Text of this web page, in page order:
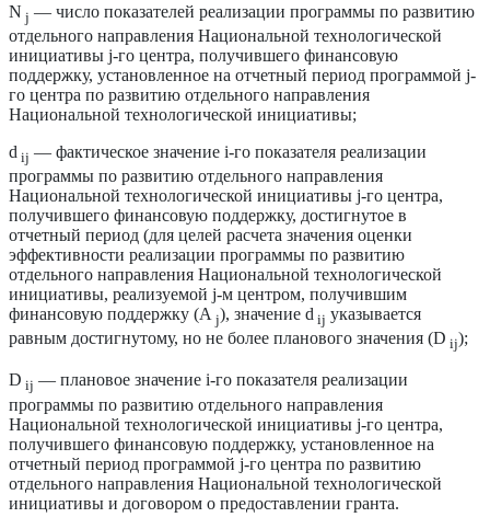
N j — число показателей реализации программы по развитию
отдельного направления Национальной технологической
инициативы j-го центра, получившего финансовую
поддержку, установленное на отчетный период программой j-
го центра по развитию отдельного направления
Национальной технологической инициативы;
d ij — фактическое значение i-го показателя реализации
программы по развитию отдельного направления
Национальной технологической инициативы j-го центра,
получившего финансовую поддержку, достигнутое в
отчетный период (для целей расчета значения оценки
эффективности реализации программы по развитию
отдельного направления Национальной технологической
инициативы, реализуемой j-м центром, получившим
финансовую поддержку (A j), значение d ij указывается
равным достигнутому, но не более планового значения (D ij);
D ij — плановое значение i-го показателя реализации
программы по развитию отдельного направления
Национальной технологической инициативы j-го центра,
получившего финансовую поддержку, установленное на
отчетный период программой j-го центра по развитию
отдельного направления Национальной технологической
инициативы и договором о предоставлении гранта.